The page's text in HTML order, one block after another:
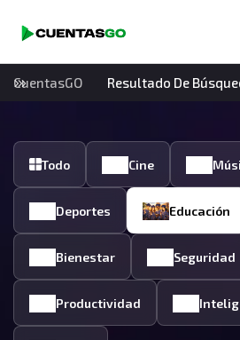
CuentasGO Resultado De
Todo Cine
Deportes Educación
Bienestar Seguridad
Productividad